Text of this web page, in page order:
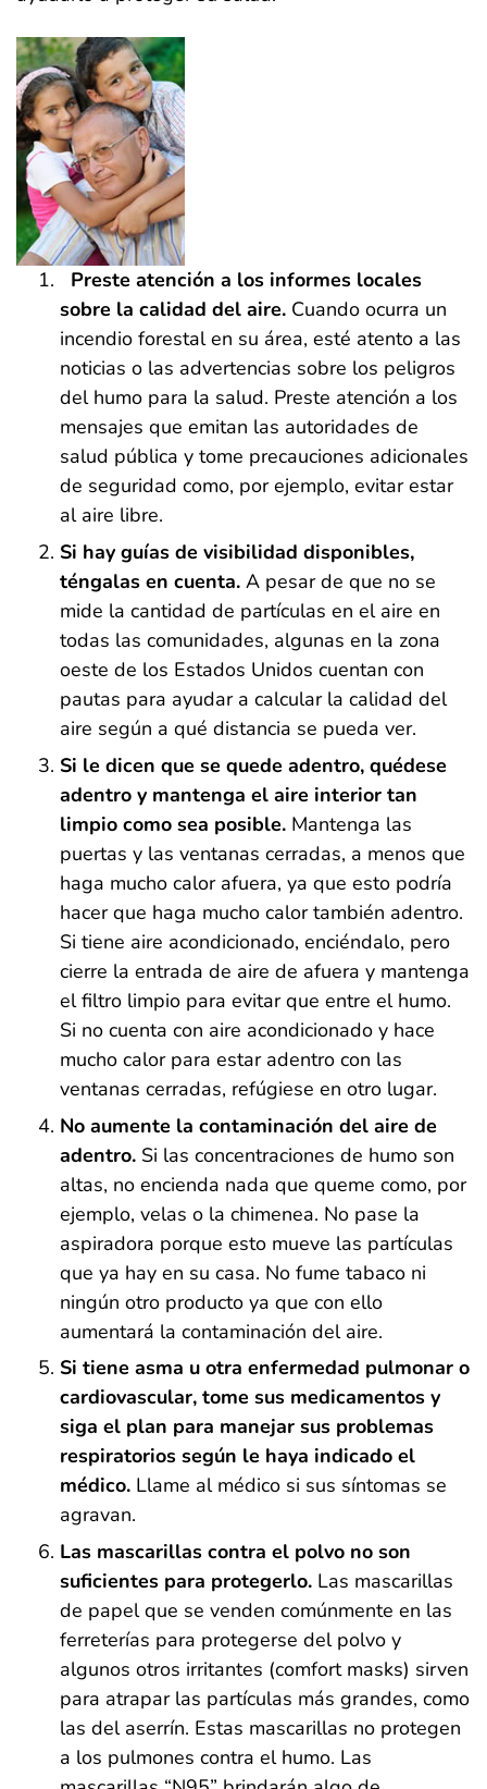
Preste atención a los informes locales
sobre la calidad del aire. Cuando ocurra un
incendio forestal en su área, esté atento a las
noticias o las advertencias sobre los peligros
del humo para la salud. Preste atención a los
mensajes que emitan las autoridades de
salud pública y tome precauciones adicionales
de seguridad como, por ejemplo, evitar estar
al aire libre.
Si hay guías de visibilidad disponibles,
téngalas en cuenta. A pesar de que no se
mide la cantidad de partículas en el aire en
todas las comunidades, algunas en la zona
oeste de los Estados Unidos cuentan con
pautas para ayudar a calcular la calidad del
aire según a qué distancia se pueda ver.
Si le dicen que se quede adentro, quédese
adentro y mantenga el aire interior tan
limpio como sea posible. Mantenga las
puertas y las ventanas cerradas, a menos que
haga mucho calor afuera, ya que esto podría
hacer que haga mucho calor también adentro.
Si tiene aire acondicionado, enciéndalo, pero
cierre la entrada de aire de afuera y mantenga
el filtro limpio para evitar que entre el humo.
Si no cuenta con aire acondicionado y hace
mucho calor para estar adentro con las
ventanas cerradas, refúgiese en otro lugar.
No aumente la contaminación del aire de
adentro. Si las concentraciones de humo son
altas, no encienda nada que queme como, por
ejemplo, velas o la chimenea. No pase la
aspiradora porque esto mueve las partículas
que ya hay en su casa. No fume tabaco ni
ningún otro producto ya que con ello
aumentará la contaminación del aire.
Si tiene asma u otra enfermedad pulmonar o
cardiovascular, tome sus medicamentos y
siga el plan para manejar sus problemas
respiratorios según le haya indicado el
médico. Llame al médico si sus síntomas se
agravan.
Las mascarillas contra el polvo no son
suficientes para protegerlo. Las mascarillas
de papel que se venden comúnmente en las
ferreterías para protegerse del polvo y
algunos otros irritantes (comfort masks) sirven
para atrapar las partículas más grandes, como
las del aserrín. Estas mascarillas no protegen
a los pulmones contra el humo. Las